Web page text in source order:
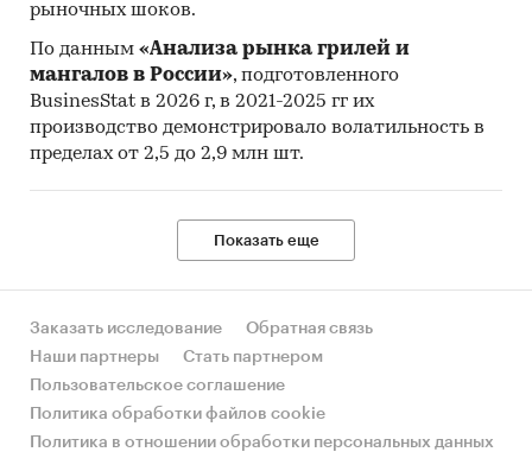
рыночных шоков.
По данным «Анализа рынка грилей и
мангалов в России», подготовленного
BusinesStat в 2026 г, в 2021-2025 гг их
производство демонстрировало волатильность в
пределах от 2,5 до 2,9 млн шт.
Показать еще
Заказать исследование
Обратная связь
Наши партнеры
Стать партнером
Пользовательское соглашение
Политика обработки файлов cookie
Политика в отношении обработки персональных данных